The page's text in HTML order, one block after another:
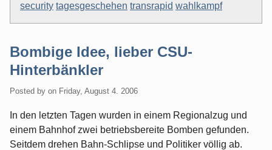
security tagesgeschehen transrapid wahlkampf
Bombige Idee, lieber CSU-
Hinterbänkler
Posted by on Friday, August 4. 2006
In den letzten Tagen wurden in einem Regionalzug und
einem Bahnhof zwei betriebsbereite Bomben gefunden.
Seitdem drehen Bahn-Schlipse und Politiker völlig ab.